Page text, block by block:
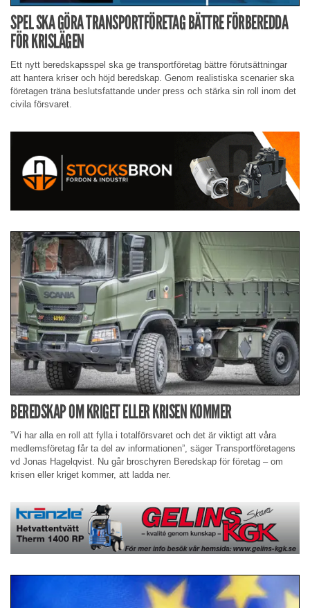
SPEL SKA GÖRA TRANSPORTFÖRETAG BÄTTRE FÖRBEREDDA
FÖR KRISLÄGEN
Ett nytt beredskapsspel ska ge transportföretag bättre förutsättningar
att hantera kriser och höjd beredskap. Genom realistiska scenarier ska
företagen träna beslutsfattande under press och stärka sin roll inom det
civila försvaret.
BEREDSKAP OM KRIGET ELLER KRISEN KOMMER
”Vi har alla en roll att fylla i totalförsvaret och det är viktigt att våra
medlemsföretag får ta del av informationen”, säger Transportföretagens
vd Jonas Hagelqvist. Nu går broschyren Beredskap för företag – om
krisen eller kriget kommer, att ladda ner.